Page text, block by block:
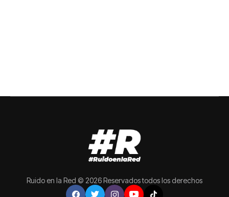
Ruido en la Red © 2026 Reservados todos los derechos